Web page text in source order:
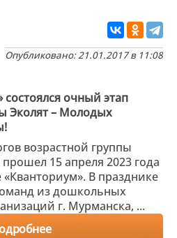
Опубликовано: 21.01.2017 в 11:08
состоялся очный этап
Эколят – Молодых
возрастной группы
15 апреля 2023 года
«Кванториум». В празднике
из дошкольных
г. Мурманска, ...